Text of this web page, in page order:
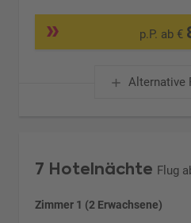
p.P. ab €
Alternative
7 Hotelnächte Flug
Zimmer 1 (2 Erwachsene)